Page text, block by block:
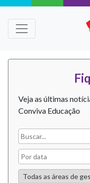
Veja as últimas
Conviva Educação